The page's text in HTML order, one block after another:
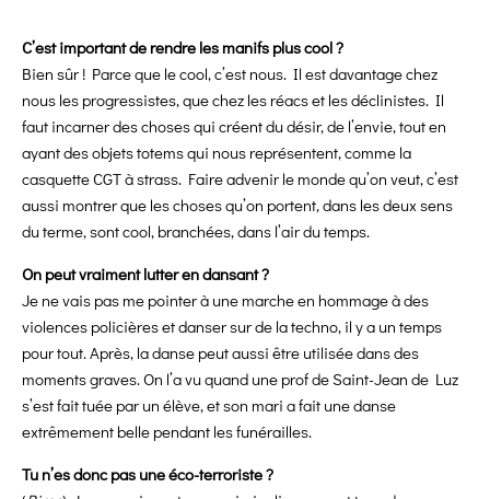
C’est important de rendre les manifs plus cool ?
Bien sûr ! Parce que le cool, c’est nous. Il est davantage chez
nous les progressistes, que chez les réacs et les déclinistes. Il
faut incarner des choses qui créent du désir, de l’envie, tout en
ayant des objets totems qui nous représentent, comme la
casquette CGT à strass. Faire advenir le monde qu’on veut, c’est
aussi montrer que les choses qu’on portent, dans les deux sens
du terme, sont cool, branchées, dans l’air du temps.
On peut vraiment lutter en dansant ?
Je ne vais pas me pointer à une marche en hommage à des
violences policières et danser sur de la techno, il y a un temps
pour tout. Après, la danse peut aussi être utilisée dans des
moments graves. On l’a vu quand une prof de Saint-Jean de Luz
s’est fait tuée par un élève, et son mari a fait une danse
extrêmement belle pendant les funérailles.
Tu n’es donc pas une éco-terroriste ?